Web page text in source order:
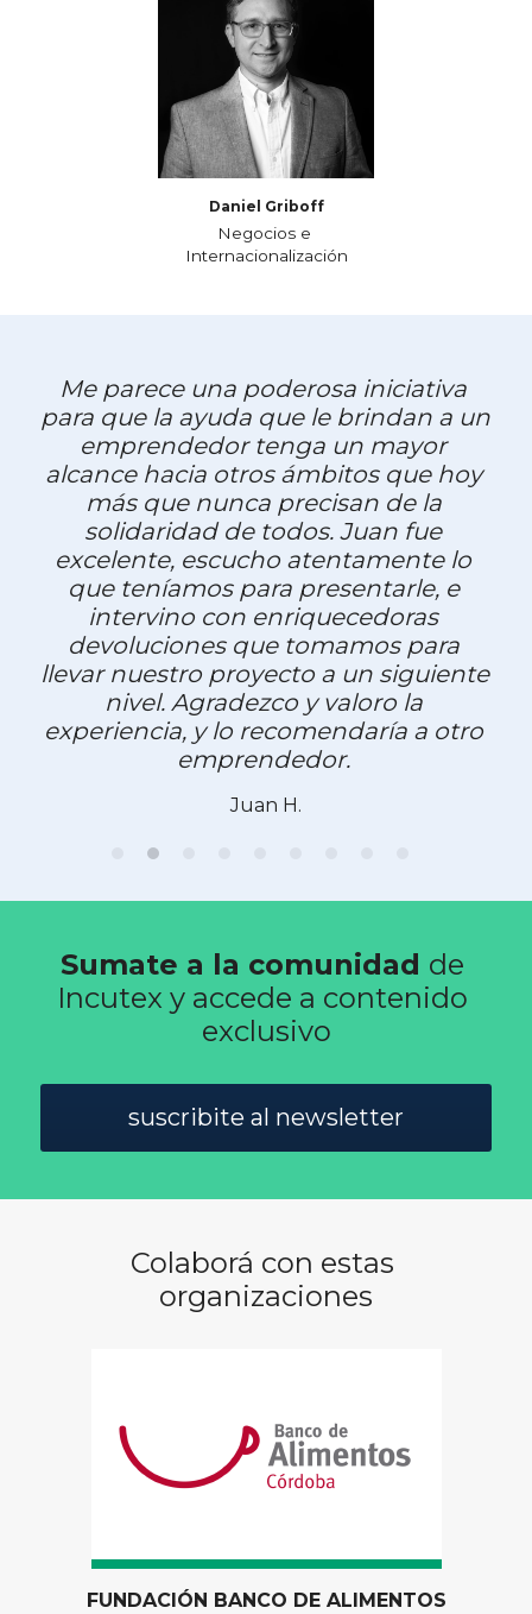
Daniel Griboff​
Negocios e
Internacionalización
Me parece una poderosa iniciativa
para que la ayuda que le brindan a un
emprendedor tenga un mayor
alcance hacia otros ámbitos que hoy
más que nunca precisan de la
solidaridad de todos. Juan fue
excelente, escucho atentamente lo
que teníamos para presentarle, e
intervino con enriquecedoras
devoluciones que tomamos para
llevar nuestro proyecto a un siguiente
nivel. Agradezco y valoro la
experiencia, y lo recomendaría a otro
emprendedor.
Juan H.
Sumate a la comunidad de
Incutex y accede a contenido
exclusivo
suscribite al newsletter
Colaborá con estas
organizaciones
FUNDACIÓN BANCO DE ALIMENTOS